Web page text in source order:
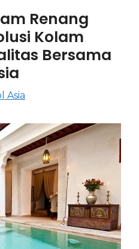
Renang
Kolam
Bersama
Asia